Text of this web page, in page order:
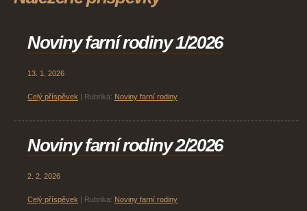
Noviny farní rodiny 1/2026
13. 1. 2026
Celý příspěvek Rubrika: Noviny farní rodiny
Noviny farní rodiny 2/2026
2. 2. 2026
Celý příspěvek Rubrika: Noviny farní rodiny